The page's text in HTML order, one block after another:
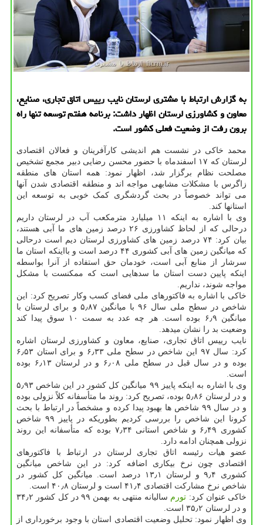
به گزارش ارتباط با مشتری لرستان نایب رییس اتاق تجاری، صنایع،
معاون و کشاورزی لرستان اظهار داشت: برنامه هفتم توسعه تنها راه
برون رفت از وضعیت فعلی کشور است.
محمد خاکی در نشست هم اندیشی کارآفرینان و فعالان اقتصادی
لرستان که ۱۷ اسفندماه با حضور محسن رضایی دبیر مجمع تشخیص
مصلحت نظام برگزار شد، اظهار نمود: همه استان های منطقه
زاگرس با مشکلات مشابهی مواجه اند و منطقه اقتصادی شدن آنها
می تواند خصوصاً در بحث گردشگری کمک خوبی به توسعه این
استانها کند.
وی با اشاره به اینکه ۱۱ میلیارد مترمکعب آب در لرستان داریم
درحالی که از لحاظ کشاورزی ۲۶ درصد زمین های ما آبی هستند،
بیان کرد: ۷۴ درصد زمین های کشاورزی لرستان دیم است درحالی
که میانگین زمین های آبی کشوری ۴۴ درصد است و بااینکه استان ما
سرشار از منابع آبی است، خودمان حق استفاده از آنرا بواسطه
اینکه پایین دست استان ما سدهایی است که ممکنست با مشکل
مواجه شوند، نداریم.
خاکی با اشاره به فاکتورهای ملی فضای کسب وکار تصریح کرد: این
شاخص در سطح ملی سال ۹۶ با میانگین ۵٫۸۷ و برای لرستان با
میانگین ۶٫۹ بوده است. هر چه عدد به سمت ۱۰ سوق پیدا کند
وضعیت بد را نشان میدهد.
نایب رییس اتاق تجاری، صنایع، معاون و کشاورزی لرستان اشاره
کرد: سال ۹۷ این شاخص در سطح ملی ۶٫۳۳ و برای استان ۶٫۵۳
بوده و در سال قبل در سطح ملی ۶٫۰۸ و در لرستان ۶٫۱۳ بوده
است.
وی با اشاره به اینکه پاییز ۹۹ میانگین کل کشور در این شاخص ۵٫۹۳
و در لرستان ۵٫۸۶ بوده، تصریح کرد: روند ما متأسفانه کلاً نزولی بوده
و در سال ۹۹ شاخص ها بهبود پیدا کرده و مشخصاً در ارتباط با بحث
کرونا این شاخص را بررسی کردیم بطوریکه در پاییز ۹۹ شاخص
کشوری ۶٫۴۹ و شاخص استانی ۷٫۳۴ بوده که متأسفانه این روند
نزولی همچنان ادامه دارد.
عضو هیات رئیسه اتاق تجاری لرستان در ارتباط با فاکتورهای
اقتصادی چون نرخ بیکاری اضافه کرد: در این شاخص میانگین
کشوری ۹٫۴ و لرستان ۱۳٫۱ درصد است. میانگین کل کشور در
شاخص نرخ مشارکت اقتصادی ۴۱٫۴ است و لرستان ۴۰٫۸ است.
خاکی عنوان کرد: تورم
سالیانه منتهی به بهمن ۹۹ در کل کشور ۳۴٫۲
و در لرستان ۳۵٫۲ است.
وی اظهار نمود: تحلیل وضعیت اقتصادی استان با وجود برخورداری از